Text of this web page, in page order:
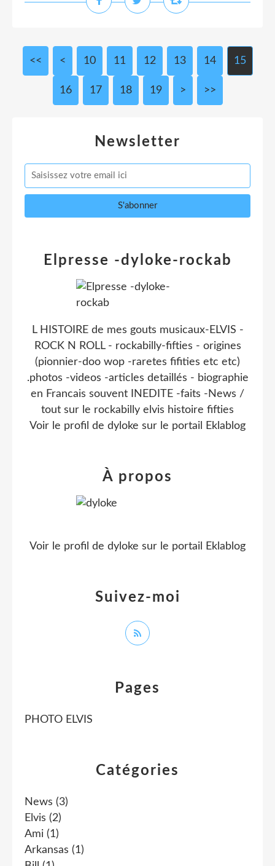
<< < 10 11 12 13 14 15
16 17 18 19 > >>
Newsletter
Catégories
News (3)
Elvis (2)
Ami (1)
Arkansas (1)
Pages
PHOTO ELVIS
Elpresse -dyloke-rockab
L HISTOIRE de mes gouts musicaux-ELVIS -
ROCK N ROLL - rockabilly-fifties - origines
(pionnier-doo wop -raretes fifities etc etc)
.photos -videos -articles detaillés - biographie
en Francais souvent INEDITE -faits -News /
tout sur le rockabilly elvis histoire fifties
Voir le profil de dyloke sur le portail Eklablog
Suivez-moi
À propos
Voir le profil de dyloke sur le portail Eklablog